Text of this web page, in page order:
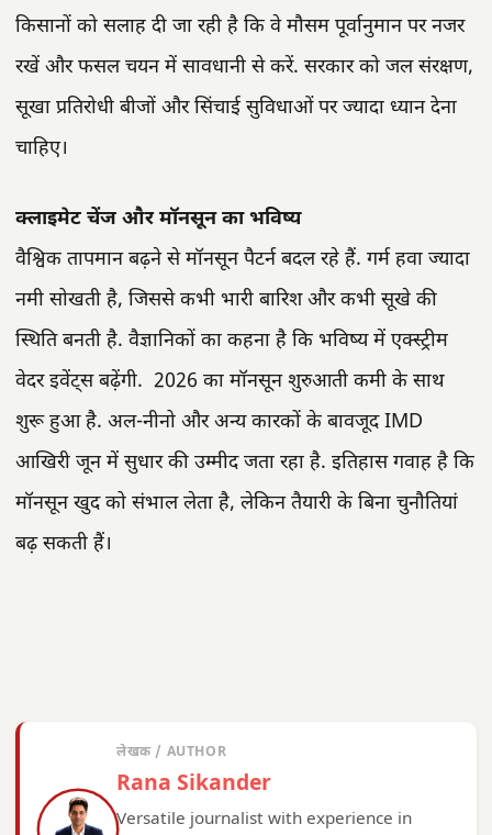
किसानों को सलाह दी जा रही है कि वे मौसम पूर्वानुमान पर नजर
रखें और फसल चयन में सावधानी से करें. सरकार को जल संरक्षण,
सूखा प्रतिरोधी बीजों और सिंचाई सुविधाओं पर ज्यादा ध्यान देना
चाहिए।
क्लाइमेट चेंज और मॉनसून का भविष्य
वैश्विक तापमान बढ़ने से मॉनसून पैटर्न बदल रहे हैं. गर्म हवा ज्यादा
नमी सोखती है, जिससे कभी भारी बारिश और कभी सूखे की
स्थिति बनती है. वैज्ञानिकों का कहना है कि भविष्य में एक्स्ट्रीम
वेदर इवेंट्स बढ़ेंगी. 2026 का मॉनसून शुरुआती कमी के साथ
शुरू हुआ है. अल-नीनो और अन्य कारकों के बावजूद IMD
आखिरी जून में सुधार की उम्मीद जता रहा है. इतिहास गवाह है कि
मॉनसून खुद को संभाल लेता है, लेकिन तैयारी के बिना चुनौतियां
बढ़ सकती हैं।
लेखक / AUTHOR
Rana Sikander
Versatile journalist with experience in